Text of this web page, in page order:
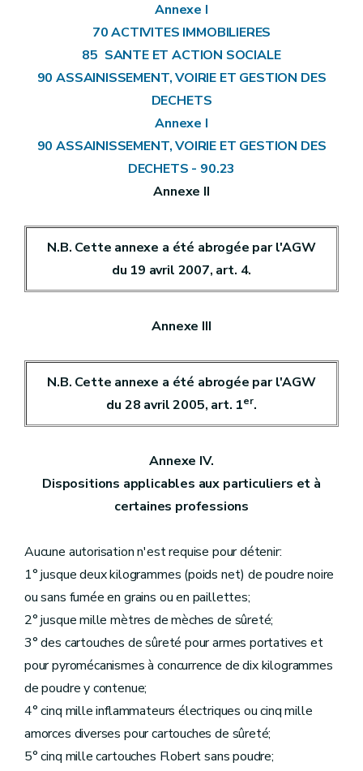
Annexe I
70 ACTIVITES IMMOBILIERES
85 SANTE ET ACTION SOCIALE
90 ASSAINISSEMENT, VOIRIE ET GESTION DES
DECHETS
Annexe I
90 ASSAINISSEMENT, VOIRIE ET GESTION DES
DECHETS - 90.23
Annexe II
N.B. Cette annexe a été abrogée par l'AGW
du 19 avril 2007, art. 4.
Annexe III
N.B. Cette annexe a été abrogée par l'AGW
du 28 avril 2005, art. 1er.
Annexe IV.
Dispositions applicables aux particuliers et à
certaines professions
Aucune autorisation n'est requise pour détenir:
1° jusque deux kilogrammes (poids net) de poudre noire
ou sans fumée en grains ou en paillettes;
2° jusque mille mètres de mèches de sûreté;
3° des cartouches de sûreté pour armes portatives et
pour pyromécanismes à concurrence de dix kilogrammes
de poudre y contenue;
4° cinq mille inflammateurs électriques ou cinq mille
amorces diverses pour cartouches de sûreté;
5° cinq mille cartouches Flobert sans poudre;